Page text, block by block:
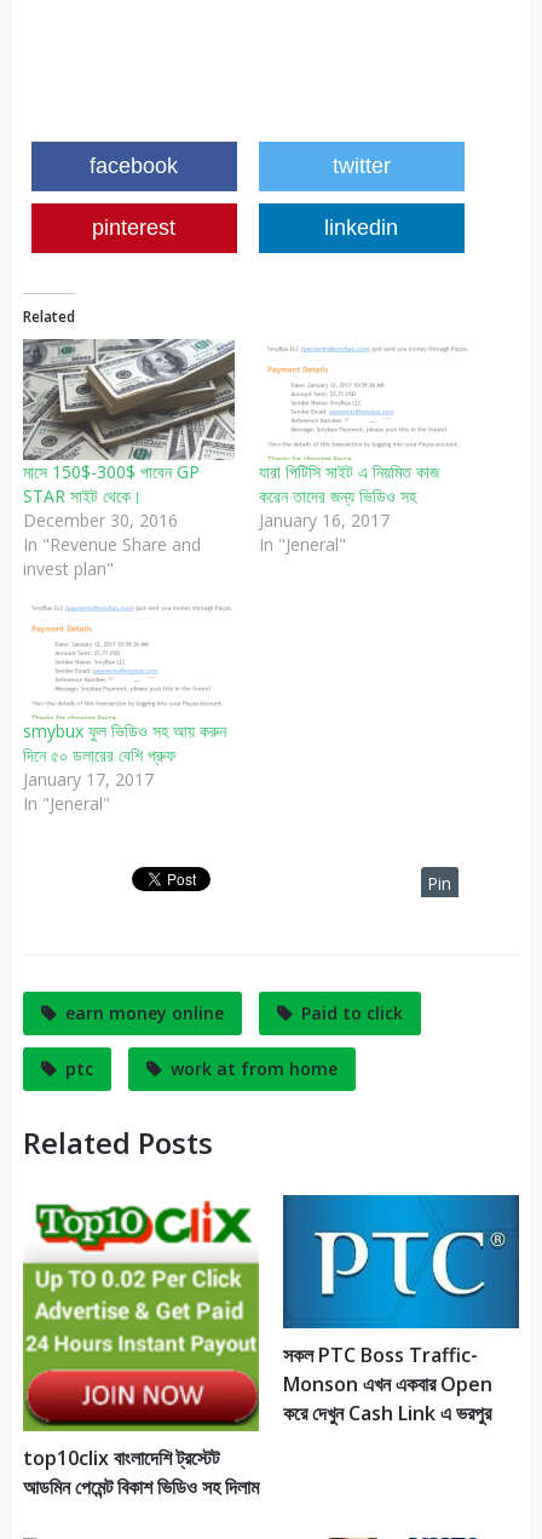
facebook twitter
pinterest linkedin
Related
মাসে 150$-300$ পাবেন GP
STAR সাইট থেকে।
December 30, 2016
In "Revenue Share and
invest plan"
যারা পিটিসি সাইট এ নিয়মিত কাজ
করেন তাদের জন্য ভিডিও সহ
January 16, 2017
In "Jeneral"
smybux ফুল ভিডিও সহ আয় করুন
দিনে ৫০ ডলারের বেশি প্রুফ
January 17, 2017
In "Jeneral"
Pin
earn money online Paid to click
ptc work at from home
Related Posts
top10clix বাংলাদেশি ট্রস্টেট
আডমিন পেমেন্ট বিকাশ ভিডিও সহ দিলাম
সকল PTC Boss Traffic-
Monson এখন একবার Open
করে দেখুন Cash Link এ ভরপুর